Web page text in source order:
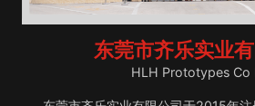
东莞市齐乐实业
HLH Prototypes Co